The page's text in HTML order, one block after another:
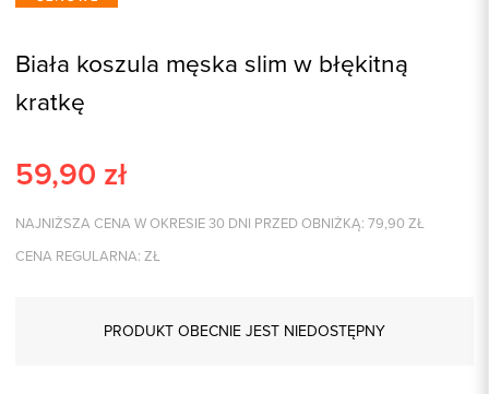
Biała koszula męska slim w błękitną
kratkę
59,90 zł
NAJNIŻSZA CENA W OKRESIE 30 DNI PRZED OBNIŻKĄ: 79,90 ZŁ
CENA REGULARNA: ZŁ
PRODUKT OBECNIE JEST NIEDOSTĘPNY